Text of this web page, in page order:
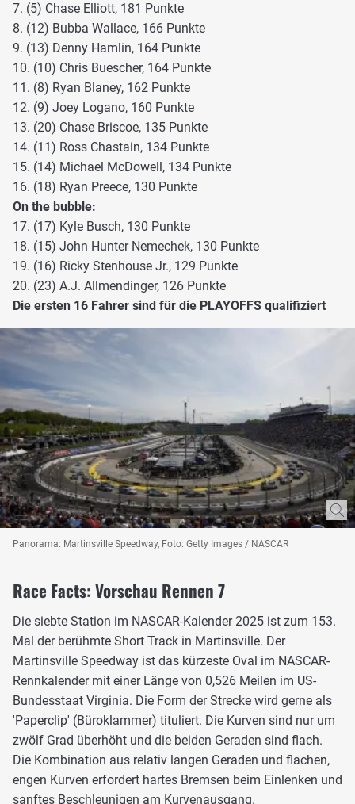
7. (5) Chase Elliott, 181 Punkte
8. (12) Bubba Wallace, 166 Punkte
9. (13) Denny Hamlin, 164 Punkte
10. (10) Chris Buescher, 164 Punkte
11. (8) Ryan Blaney, 162 Punkte
12. (9) Joey Logano, 160 Punkte
13. (20) Chase Briscoe, 135 Punkte
14. (11) Ross Chastain, 134 Punkte
15. (14) Michael McDowell, 134 Punkte
16. (18) Ryan Preece, 130 Punkte
On the bubble:
17. (17) Kyle Busch, 130 Punkte
18. (15) John Hunter Nemechek, 130 Punkte
19. (16) Ricky Stenhouse Jr., 129 Punkte
20. (23) A.J. Allmendinger, 126 Punkte
Die ersten 16 Fahrer sind für die PLAYOFFS qualifiziert
Panorama: Martinsville Speedway, Foto: Getty Images / NASCAR
Race Facts: Vorschau Rennen 7
Die siebte Station im NASCAR-Kalender 2025 ist zum 153.
Mal der berühmte Short Track in Martinsville. Der
Martinsville Speedway ist das kürzeste Oval im NASCAR-
Rennkalender mit einer Länge von 0,526 Meilen im US-
Bundesstaat Virginia. Die Form der Strecke wird gerne als
'Paperclip' (Büroklammer) tituliert. Die Kurven sind nur um
zwölf Grad überhöht und die beiden Geraden sind flach.
Die Kombination aus relativ langen Geraden und flachen,
engen Kurven erfordert hartes Bremsen beim Einlenken und
sanftes Beschleunigen am Kurvenausgang.